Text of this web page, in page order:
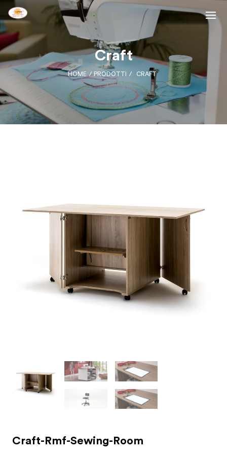
Craft
HOME PRODOTTI CRAFT
Craft-Rmf-Sewing-Room